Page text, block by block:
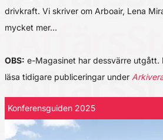
drivkraft. Vi skriver om Arboair, Lena
mycket mer…
OBS: e-Magasinet har dessvärre
läsa tidigare publiceringar under
Konferensguiden 2025